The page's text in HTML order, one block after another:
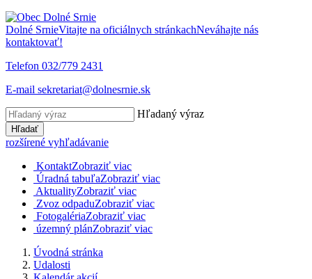
Dolné SrnieVitajte na oficiálnych stránkachNeváhajte nás
kontaktovať!
Telefon 032/779 2431
E-mail sekretariat@dolnesrnie.sk
Hľadaný výraz
Hľadať
rozšírené vyhľadávanie
KontaktZobraziť viac
Úradná tabuľaZobraziť viac
AktualityZobraziť viac
Zvoz odpaduZobraziť viac
FotogalériaZobraziť viac
územný plánZobraziť viac
Úvodná stránka
Udalosti